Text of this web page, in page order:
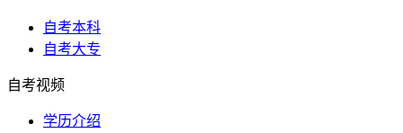
自考本科
自考大专
自考视频
学历介绍